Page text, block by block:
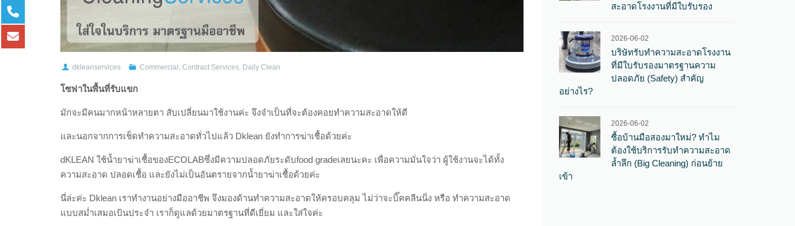
dkleanservices Commercial , Contract Services, Daily Clean
โซฟาในพื้นที่รับแขก
มักจะมีคนมากหน้าหลายตา สับเปลี่ยนมาใช้งานค่ะ จึงจำเป็นที่จะต้องคอยทำความสะอาดให้ดี
และนอกจากการเช็ดทำความสะอาดทั่วไปแล้ว Dklean ยังทำการฆ่าเชื้อด้วยค่ะ
dKLEAN ใช้น้ำยาฆ่าเชื้อของECOLABซึ่งมีความปลอดภัยระดับfood gradeเลยนะคะ เพื่อความมั่นใจว่า ผู้ใช้งานจะได้ทั้ง
ความสะอาด ปลอดเชื้อ และยังไม่เป็นอันตรายจากน้ำยาฆ่าเชื้อด้วยค่ะ
นี่ล่ะค่ะ Dklean เราทำงานอย่างมืออาชีพ จึงมองด้านทำความสะอาดให้ครอบคลุม ไม่ว่าจะบิ๊คคลีนนิ่ง หรือ ทำความสะอาด
แบบสม่ำเสมอเป้นประจำ เราก็ดูแลด้วยมาตรฐานที่ดีเยี่ยม และใส่ใจค่ะ
สะอาดโรงงานที่มีใบรับรอง
2026-06-02
บริษัทรับทำความสะอาดโรงงาน
ที่มีใบรับรองมาตรฐานความ
ปลอดภัย (Safety) สำคัญ
อย่างไร?
2026-06-02
ซื้อบ้านมือสองมาใหม่? ทำไม
ต้องใช้บริการรับทำความสะอาด
ล้ำลึก (Big Cleaning) ก่อนย้าย
เข้า